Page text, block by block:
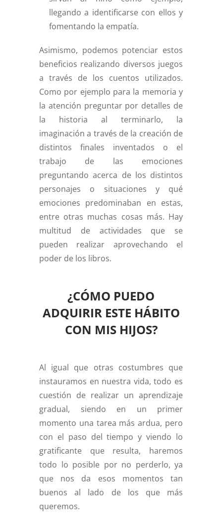
llegando a identificarse con ellos y
fomentando la empatía.
Asimismo, podemos potenciar estos
beneficios realizando diversos juegos
a través de los cuentos utilizados.
Como por ejemplo para la memoria y
la atención preguntar por detalles de
la historia al terminarlo, la
imaginación a través de la creación de
distintos finales inventados o el
trabajo de las emociones
preguntando acerca de los distintos
personajes o situaciones y qué
emociones predominaban en estas,
entre otras muchas cosas más. Hay
multitud de actividades que se
pueden realizar aprovechando el
poder de los libros.
¿CÓMO PUEDO
ADQUIRIR ESTE HÁBITO
CON MIS HIJOS?
Al igual que otras costumbres que
instauramos en nuestra vida, todo es
cuestión de realizar un aprendizaje
gradual, siendo en un primer
momento una tarea más ardua, pero
con el paso del tiempo y viendo lo
gratificante que resulta, haremos
todo lo posible por no perderlo, ya
que nos da esos momentos tan
buenos al lado de los que más
queremos.